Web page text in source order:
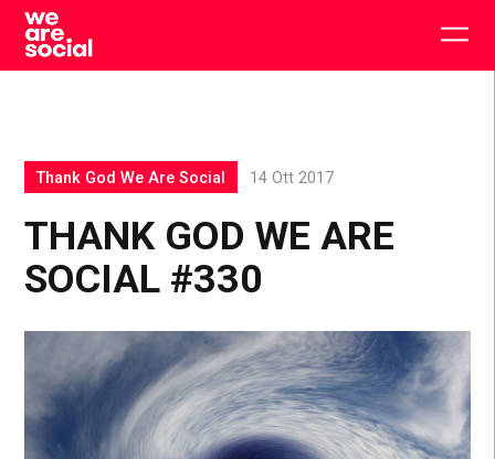
Skip
content
THANK GOD WE ARE
SOCIAL #330
Thank God We Are Social 14 Ott 2017